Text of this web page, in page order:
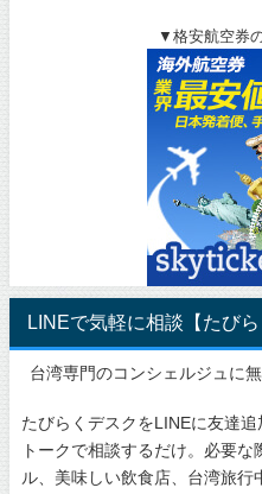
▼格安航空券
LINEで気軽に相談【たびら
台湾専門のコンシェルジュに
たびらくデスクをLINEに友達
トークで相談するだけ。必要
ル、美味しい飲食店、台湾旅